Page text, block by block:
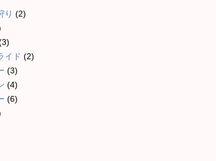
り (2)
イド (2)
(3)
(4)
(6)